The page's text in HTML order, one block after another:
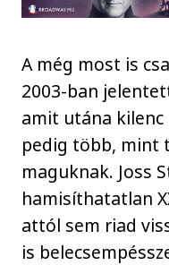
A még most is
2003-ban
amit utána
pedig több, mint
maguknak. Joss
hamisíthatatlan
attól sem riad
is